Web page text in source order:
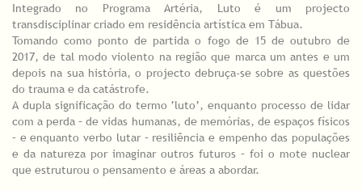
Integrado no Programa Artéria, Luto é um projecto
transdisciplinar criado em residência artística em Tábua.
Tomando como ponto de partida o fogo de 15 de outubro de
2017, de tal modo violento na região que marca um antes e um
depois na sua história, o projecto debruça-se sobre as questões
do trauma e da catástrofe.
A dupla significação do termo ‘luto’, enquanto processo de lidar
com a perda – de vidas humanas, de memórias, de espaços físicos
– e enquanto verbo lutar – resiliência e empenho das populações
e da natureza por imaginar outros futuros – foi o mote nuclear
que estruturou o pensamento e áreas a abordar.